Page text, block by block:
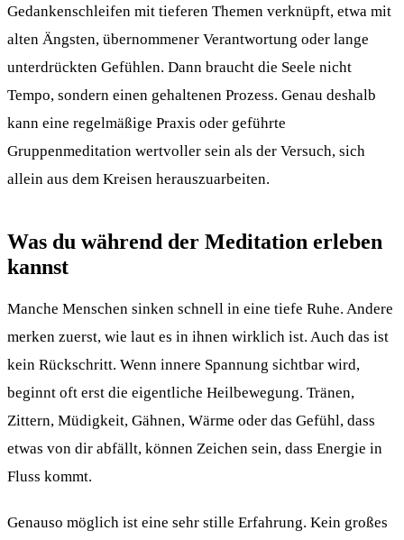
Gedankenschleifen mit tieferen Themen verknüpft, etwa mit
alten Ängsten, übernommener Verantwortung oder lange
unterdrückten Gefühlen. Dann braucht die Seele nicht
Tempo, sondern einen gehaltenen Prozess. Genau deshalb
kann eine regelmäßige Praxis oder geführte
Gruppenmeditation wertvoller sein als der Versuch, sich
allein aus dem Kreisen herauszuarbeiten.
Was du während der Meditation erleben
kannst
Manche Menschen sinken schnell in eine tiefe Ruhe. Andere
merken zuerst, wie laut es in ihnen wirklich ist. Auch das ist
kein Rückschritt. Wenn innere Spannung sichtbar wird,
beginnt oft erst die eigentliche Heilbewegung. Tränen,
Zittern, Müdigkeit, Gähnen, Wärme oder das Gefühl, dass
etwas von dir abfällt, können Zeichen sein, dass Energie in
Fluss kommt.
Genauso möglich ist eine sehr stille Erfahrung. Kein großes